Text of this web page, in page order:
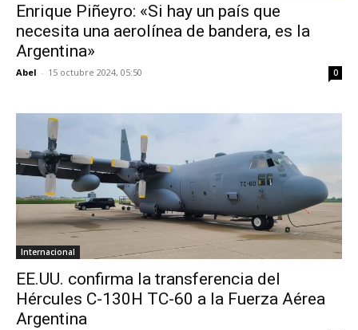
Enrique Piñeyro: «Si hay un país que
necesita una aerolínea de bandera, es la
Argentina»
Abel - 15 octubre 2024, 05:50 0
Internacional
EE.UU. confirma la transferencia del
Hércules C-130H TC-60 a la Fuerza Aérea
Argentina